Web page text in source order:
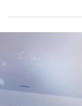
記するときに語呂合わせを
２）作ろう鎌倉幕府」な
語呂合わせを考えるゲー
セ大学の受験生となり、
を作ること」「数字を記